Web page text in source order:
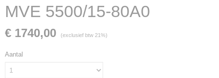
MVE 5500/15-80A0
€ 1740,00 (exclusief btw 21%)
Aantal